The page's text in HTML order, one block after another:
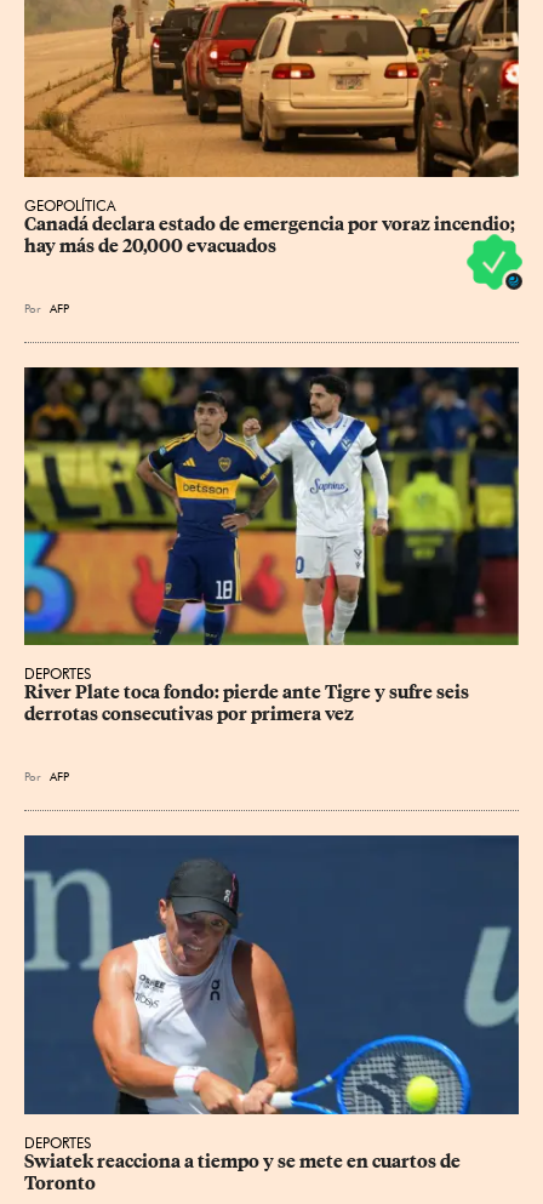
GEOPOLÍTICA
Canadá declara estado de emergencia por voraz incendio;
hay más de 20,000 evacuados
Por AFP
DEPORTES
River Plate toca fondo: pierde ante Tigre y sufre seis
derrotas consecutivas por primera vez
Por AFP
DEPORTES
Swiatek reacciona a tiempo y se mete en cuartos de
Toronto